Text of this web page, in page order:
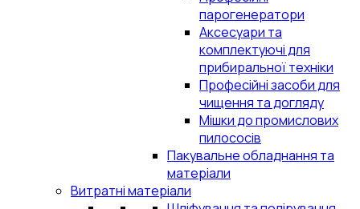
парогенератори
Аксесуари та
комплектуючі для
прибиральної техніки
Професійні засоби для
чищення та догляду
Мішки до промислових
пилососів
Пакувальне обладнання та
матеріали
Витратні матеріали